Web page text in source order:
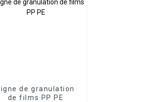
Ligne de granulation
de films PP PE